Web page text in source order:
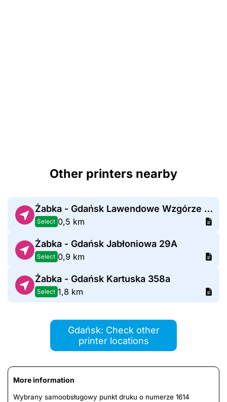
Other printers nearby
Żabka - Gdańsk Lawendowe Wzgórze 23
Select 0,5 km
Żabka - Gdańsk Jabłoniowa 29A
Select 0,9 km
Żabka - Gdańsk Kartuska 358a
Select 1,8 km
Gdańsk: Check other
printer locations
More information
Wybrany samoobsługowy punkt druku o numerze 1614